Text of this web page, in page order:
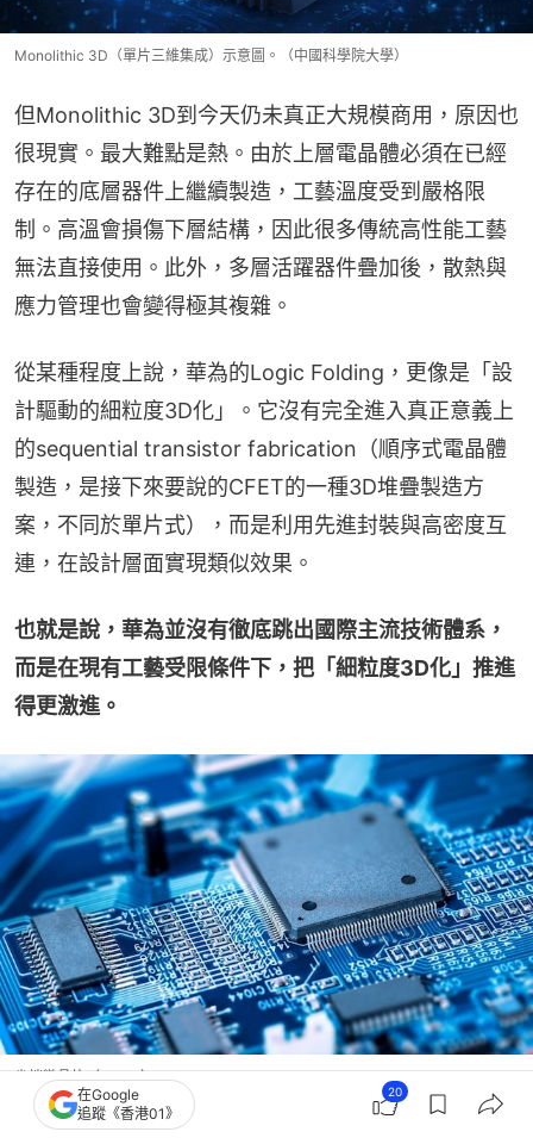
Monolithic 3D（單片三維集成）示意圖。（中國科學院大學）
但Monolithic 3D到今天仍未真正大規模商用，原因也
很現實。最大難點是熱。由於上層電晶體必須在已經
存在的底層器件上繼續製造，工藝溫度受到嚴格限
制。高溫會損傷下層結構，因此很多傳統高性能工藝
無法直接使用。此外，多層活躍器件疊加後，散熱與
應力管理也會變得極其複雜。
從某種程度上說，華為的Logic Folding，更像是「設
計驅動的細粒度3D化」。它沒有完全進入真正意義上
的sequential transistor fabrication（順序式電晶體
製造，是接下來要說的CFET的一種3D堆疊製造方
案，不同於單片式），而是利用先進封裝與高密度互
連，在設計層面實現類似效果。
也就是說，華為並沒有徹底跳出國際主流技術體系，
而是在現有工藝受限條件下，把「細粒度3D化」推進
得更激進。
尖端微晶片（ASML）
在Google
追蹤《香港01》
20